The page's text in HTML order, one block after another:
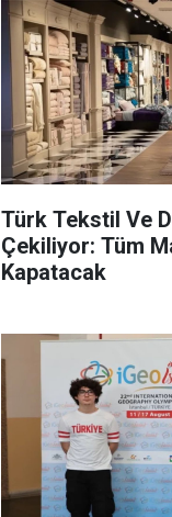
Türk Tekstil Ve
Çekiliyor: Tüm
Kapatacak